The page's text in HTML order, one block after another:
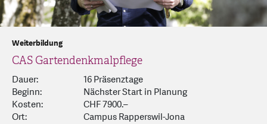
Weiterbildung
CAS Gartendenkmalpflege
Dauer:
16 Präsenztage
Beginn:
Nächster Start in Planung
Kosten:
CHF 7900.–
Ort:
Campus Rapperswil-Jona